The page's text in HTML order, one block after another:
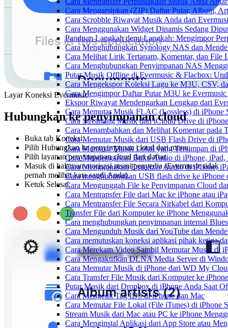
Cara Mengarsipkan (ZIP) Daftar Putar, Album,
Cara Scrobble Riwayat Musik Anda dari
Cara Menggunakan Widget Dinamis Sedang
Panduan Langkah demi Langkah: Mengimpor
Cara Menghubungkan Synology NAS dan
Cara Melihat Lirik Tertanam, Komentar, dan
Cara Menghubungkan Penyimpanan NAS
Putar Musik Offline di Evermusic & Flacbox:
Cara Mengekspor Koleksi Lagu ke M3U, CSV,
Cara Mengimpor Daftar Putar M3U ke
Ekspor Riwayat Mendengarkan Lengkap dari
Cara Memutar Musik FLAC (Lossless) di iPhone
Cara Streaming Musik dari iCloud Drive di
Cara Menambahkan dan Melihat Komentar pada
Cara Memutar Musik dari USB Flash Drive di
Cara Memutar Musik Lokal yang Tersimpan di
Cara Mendengarkan Buku Audio di iPhone,
Cara Menggunakan Equalizer Audio di iPhone,
Cara menghubungkan USB flash drive ke
Cara Mengunggah File ke Penyimpanan Cloud
Cara Mentransfer File dari Mac ke iPhone atau
Cara Mentransfer File Secara Nirkabel dari
Transfer File dari Komputer ke iPhone
Cara menghubungkan penyimpanan internal
Cara Mengunduh Musik dari YouTube dan
Cara memutuskan koneksi aplikasi pihak ketiga
Cara Merekam Video Sambil Memutar Musik di
Cara Mengaktifkan DLNA Media Server di
Cara Memutar Musik di iPhone dari WD My
Cara Transfer File Musik dari Komputer ke
Putar Musik dari Dropbox di iPhone Anda Saat
Cara Mengedit Tag ID3 di iPhone dan Mac
Cara Memutar File Lokal (File iTunes) di iPhone
Stream Musik dari Mac atau PC ke iPhone
Cara Menginstal Aplikasi dari App Store atau
Layar Koneksi Evermusic
Hubungkan ke penyimpanan cloud
Buka tab Koneksi.
Pilih Hubungkan ke penyimpanan cloud dari menu.
Pilih layanan penyimpanan cloud dari daftar.
Masuk di halaman otorisasi resmi penyedia (Evermusic tidak
pernah melihat kata sandi Anda).
Ketuk Selesai.